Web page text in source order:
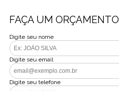
FAÇA UM ORÇAMENTO
Digite seu nome
Digite seu email
Digite seu telefone